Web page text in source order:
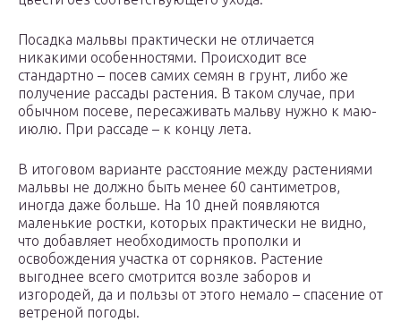
Посадка мальвы практически не отличается
никакими особенностями. Происходит все
стандартно – посев самих семян в грунт, либо же
получение рассады растения. В таком случае, при
обычном посеве, пересаживать мальву нужно к маю-
июлю. При рассаде – к концу лета.
В итоговом варианте расстояние между растениями
мальвы не должно быть менее 60 сантиметров,
иногда даже больше. На 10 дней появляются
маленькие ростки, которых практически не видно,
что добавляет необходимость прополки и
освобождения участка от сорняков. Растение
выгоднее всего смотрится возле заборов и
изгородей, да и пользы от этого немало – спасение от
ветреной погоды.